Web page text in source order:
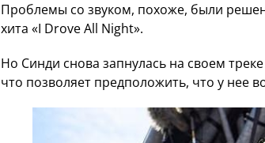
Проблемы со звуком, похоже, были
хита «I Drove All Night».
Но Синди снова запнулась на своем
что позволяет предположить, что у нее